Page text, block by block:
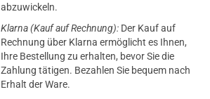
abzuwickeln.
Klarna (Kauf auf Rechnung): Der Kauf auf
Rechnung über Klarna ermöglicht es Ihnen,
Ihre Bestellung zu erhalten, bevor Sie die
Zahlung tätigen. Bezahlen Sie bequem nach
Erhalt der Ware.